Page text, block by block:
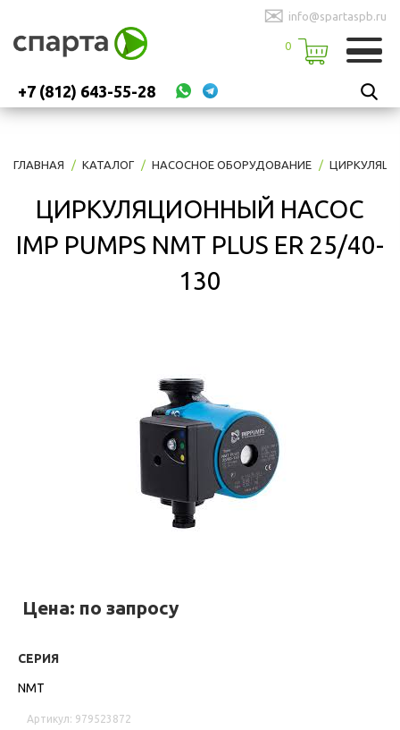
✉ info@spartaspb.ru
0
+7 (812) 643-55-28
ГЛАВНАЯ КАТАЛОГ НАСОСНОЕ ОБОРУДОВАНИЕ
ЦИРКУЛЯЦИОННЫЙ НАСОС
IMP PUMPS NMT PLUS ER 25/40-
130
Цена: по запросу
СЕРИЯ
NMT
Артикул: 979523872